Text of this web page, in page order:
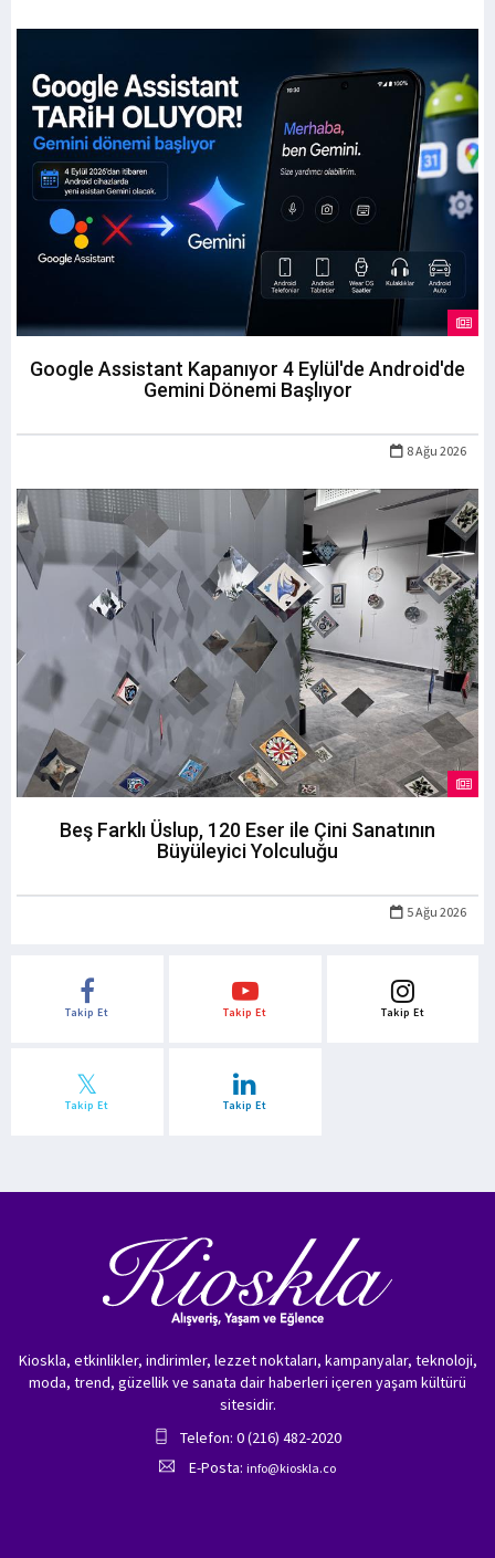
Google Assistant Kapanıyor 4 Eylül'de Android'de
Gemini Dönemi Başlıyor
8 Ağu 2026
Beş Farklı Üslup, 120 Eser ile Çini Sanatının
Büyüleyici Yolculuğu
5 Ağu 2026
Takip Et Takip Et Takip Et
Takip Et Takip Et
Kioskla, etkinlikler, indirimler, lezzet noktaları, kampanyalar, teknoloji,
moda, trend, güzellik ve sanata dair haberleri içeren yaşam kültürü
sitesidir.
Telefon: 0 (216) 482-2020
E-Posta: info@kioskla.co